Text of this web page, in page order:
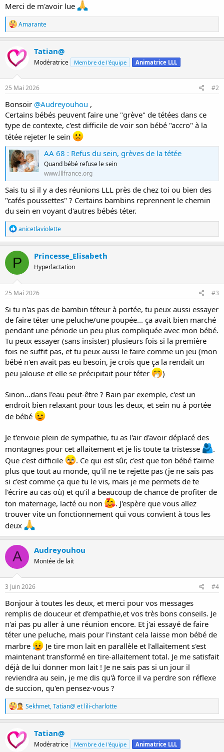
Merci de m'avoir lue
R
é
a
t
i
n
s
Amarante
Tatian@
Modératrice Membre de l'équipe Animatrice LLL
25 Mai 2026 #2
Bonsoir @Audreyouhou ,
Certains bébés peuvent faire une "grève" de tétées dans ce
type de contexte, c'est difficile de voir son bébé "accro" à la
tétée rejeter le sein
AA 68 : Refus du sein, grèves de la tétée
Quand bébé refuse le sein
www.lllfrance.org
Sais tu si il y a des réunions LLL près de chez toi ou bien des
"cafés poussettes" ? Certains bambins reprennent le chemin
du sein en voyant d'autres bébés téter.
R
é
a
c
t
o
n
s
anicetlaviolette
P Princesse_Elisabeth
Hyperlactation
25 Mai 2026 #3
Si tu n'as pas de bambin téteur à portée, tu peux aussi essayer
de faire téter une peluche/une poupée... ça avait bien marché
pendant une période un peu plus compliquée avec mon bébé.
Tu peux essayer (sans insister) plusieurs fois si la première
fois ne suffit pas, et tu peux aussi le faire comme un jeu (mon
bébé n'en avait pas eu besoin, je crois que ça la rendait un
peu jalouse et elle se précipitait pour téter
)
Sinon...dans l'eau peut-être ? Bain par exemple, c'est un
endroit bien relaxant pour tous les deux, et sein nu à portée
de bébé
Je t'envoie plein de sympathie, tu as l'air d'avoir déplacé des
montagnes pour cet allaitement et je lis toute ta tristesse
.
Que c'est difficile
. Ce qui est sûr, c'est que ton bébé t'aime
plus que tout au monde, qu'il ne te rejette pas (je ne sais pas
si c'est comme ça que tu le vis, mais je me permets de te
l'écrire au cas où) et qu'il a beaucoup de chance de profiter de
ton maternage, lacté ou non
. J'espère que vous allez
trouver vite un fonctionnement qui vous convient à tous les
deux
A Audreyouhou
Montée de lait
3 Juin 2026 #4
Bonjour à toutes les deux, et merci pour vos messages
remplis de douceur et d'empathie,et vos très bons conseils. Je
n'ai pas pu aller à une réunion encore. Et j'ai essayé de faire
téter une peluche, mais pour l'instant cela laisse mon bébé de
marbre
Je tire mon lait en parallèle et l'allaitement s'est
maintenant transformé en tire-allaitement total. Je me satisfait
déjà de lui donner mon lait ! Je ne sais pas si un jour il
reviendra au sein, je me dis qu'à force il va perdre son réflexe
de succion, qu'en pensez-vous ?
R
é
a
t
Sekhmet,Tatian@ et lili-charlotte
Tatian@
Modératrice Membre de l'équipe Animatrice LLL